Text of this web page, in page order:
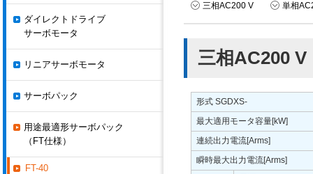
三相AC200 V 単相
三相AC200 V
形式 SGDXS-
最大適用モータ容量[kW]
連続出力電流[Arms]
瞬時最大出力電流[Arms]
ダイレクトドライブ
サーボモータ
リニアサーボモータ
サーボパック
用途最適形サーボパック
（FT仕様）
FT-40